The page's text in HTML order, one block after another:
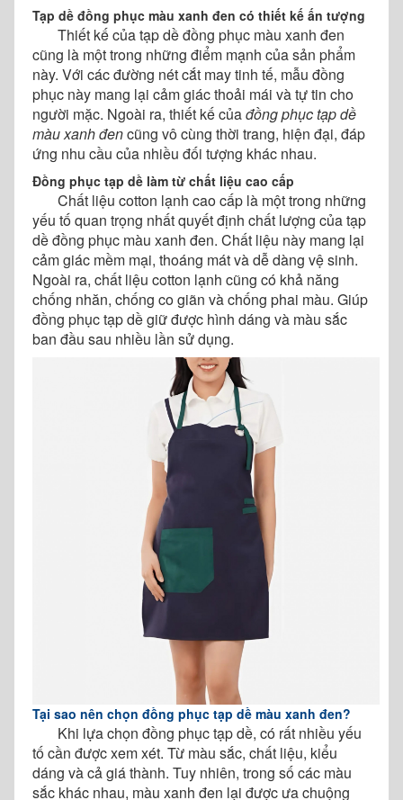
Tạp dề đồng phục màu xanh đen có thiết kế ấn tượng
Thiết kế của tạp dề đồng phục màu xanh đen
cũng là một trong những điểm mạnh của sản phẩm
này. Với các đường nét cắt may tinh tế, mẫu đồng
phục này mang lại cảm giác thoải mái và tự tin cho
người mặc. Ngoài ra, thiết kế củađồng phục tạp dề
màu xanh đencũng vô cùng thời trang, hiện đại, đáp
ứng nhu cầu của nhiều đối tượng khác nhau.
Đồng phục tạp dề làm từ chất liệu cao cấp
Chất liệu cotton lạnh cao cấp là một trong những
yếu tố quan trọng nhất quyết định chất lượng của tạp
dề đồng phục màu xanh đen. Chất liệu này mang lại
cảm giác mềm mại, thoáng mát và dễ dàng vệ sinh.
Ngoài ra, chất liệu cotton lạnh cũng có khả năng
chống nhăn, chống co giãn và chống phai màu. Giúp
đồng phục tạp dề giữ được hình dáng và màu sắc
ban đầu sau nhiều lần sử dụng.
Tại sao nên chọn đồng phục tạp dề màu xanh đen?
Khi lựa chọn đồng phục tạp dề, có rất nhiều yếu
tố cần được xem xét. Từ màu sắc, chất liệu, kiểu
dáng và cả giá thành. Tuy nhiên, trong số các màu
sắc khác nhau, màu xanh đen lại được ưa chuộng